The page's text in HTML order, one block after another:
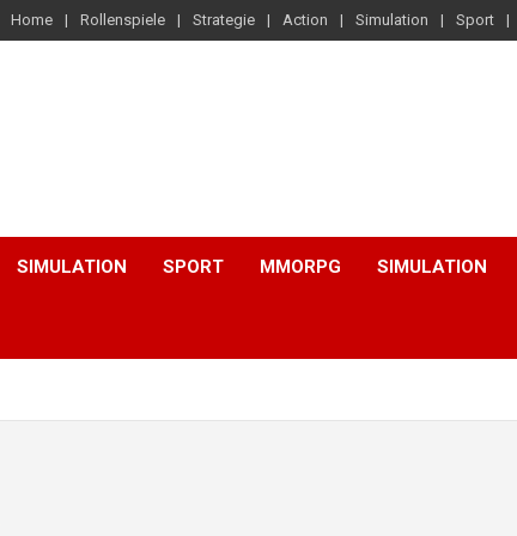
Home Rollenspiele Strategie Action Simulation Sport
SIMULATION SPORT MMORPG SIMULATION